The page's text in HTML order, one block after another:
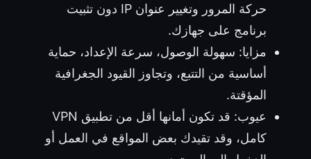
حركة المرور وتغيير عنوان IP دون تثبيت
برنامج على جهازك.
مزايا: سهولة الوصول، سرعة الإعداد، حماية
أساسية من التتبع، وتجاوز القيود الجغرافية
المؤقتة.
عيوب: قد تكون أمانها أقل من تطبيق VPN
كامل، وقد تقيدك بعض المواقع في العمل أو